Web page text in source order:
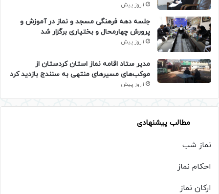
1 روز پیش
جلسه دهه فرهنگی مسجد و نماز در آموزش و
پرورش چهارمحال و بختیاری برگزار شد
1 روز پیش
مدیر ستاد اقامه نماز استان کردستان از
موکب‌های مسیرهای منتهی به سنندج بازدید کرد
1 روز پیش
مطالب پیشنهادی
نماز شب
احکام نماز
ارکان نماز